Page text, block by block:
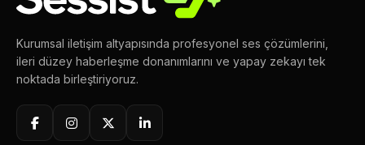
Kurumsal iletişim altyapısında profesyonel ses çözümlerini,
ileri düzey haberleşme donanımlarını ve yapay zekayı tek
noktada birleştiriyoruz.